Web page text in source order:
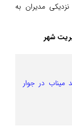
مدیران به
شهر
شهید میناب در جوار